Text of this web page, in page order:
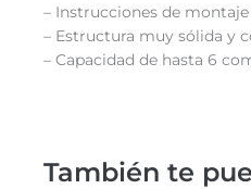
– Instrucciones de
– Estructura muy sólida y
– Capacidad de hasta 6
También te